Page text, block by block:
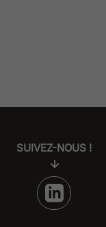
SUIVEZ-NOUS !